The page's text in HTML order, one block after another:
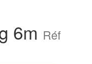
6m Réf